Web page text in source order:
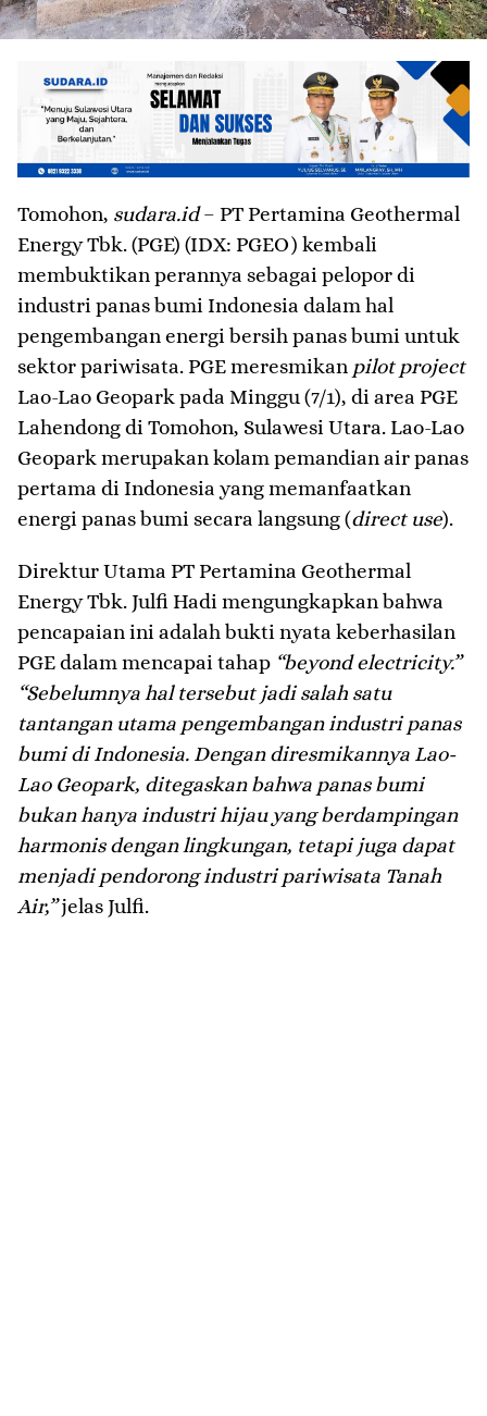
Tomohon, sudara.id– PT Pertamina Geothermal
Energy Tbk. (PGE) (IDX: PGEO) kembali
membuktikan perannya sebagai pelopor di
industri panas bumi Indonesia dalam hal
pengembangan energi bersih panas bumi untuk
sektor pariwisata. PGE meresmikan pilot project
Lao-Lao Geopark pada Minggu (7/1), di area PGE
Lahendong di Tomohon, Sulawesi Utara. Lao-Lao
Geopark merupakan kolam pemandian air panas
pertama di Indonesia yang memanfaatkan
energi panas bumi secara langsung (direct use).
Direktur Utama PT Pertamina Geothermal
Energy Tbk. Julfi Hadi mengungkapkan bahwa
pencapaian ini adalah bukti nyata keberhasilan
PGE dalam mencapai tahap “beyond electricity.”
“Sebelumnya hal tersebut jadi salah satu
tantangan utama pengembangan industri panas
bumi di Indonesia. Dengan diresmikannya Lao-
Lao Geopark, ditegaskan bahwa panas bumi
bukan hanya industri hijau yang berdampingan
harmonis dengan lingkungan, tetapi juga dapat
menjadi pendorong industri pariwisata Tanah
Air,”jelas Julfi.